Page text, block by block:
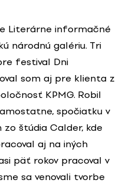
Literárne informačné
národnú galériu. Tri
festival Dni
som aj pre klienta z
KPMG. Robil
spočiatku v
štúdia Calder, kde
aj na iných
päť rokov pracoval v
sa venovali tvorbe